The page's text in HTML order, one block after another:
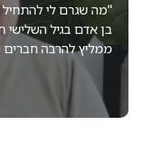
"מה שגרם לי
בן אדם בגיל השלישי
ממליץ להרבה חברים